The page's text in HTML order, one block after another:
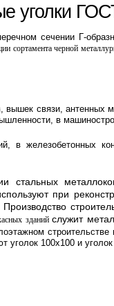
уголки
сечении Г-
сортамента черной
вышек связи, антенных
в
железобетонных
стальных
при
зданийслужит
уголок 100х100 и уголок